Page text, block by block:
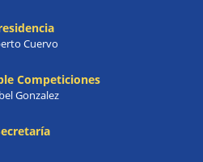
Cuervo
Competiciones
Gonzalez